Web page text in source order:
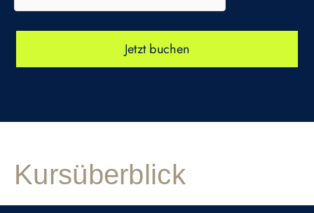
Jetzt buchen
Kursüberblick